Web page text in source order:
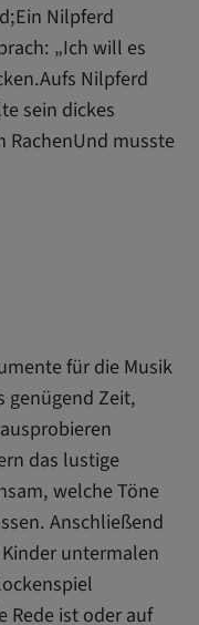
Nilpferd
„Ich will es
Nilpferd
sein dickes
RachenUnd musste
für die Musik
genügend Zeit,
das lustige
welche Töne
Anschließend
untermalen
Rede ist oder auf